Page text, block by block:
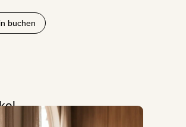
buchen